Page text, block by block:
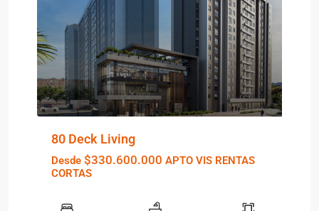
80 Deck Living
Desde $330.600.000 APTO VIS RENTAS
CORTAS